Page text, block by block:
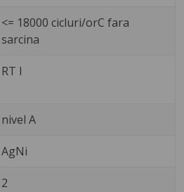
<= 18000 cicluri/orC fara
sarcina
RT I
nivel A
AgNi
2